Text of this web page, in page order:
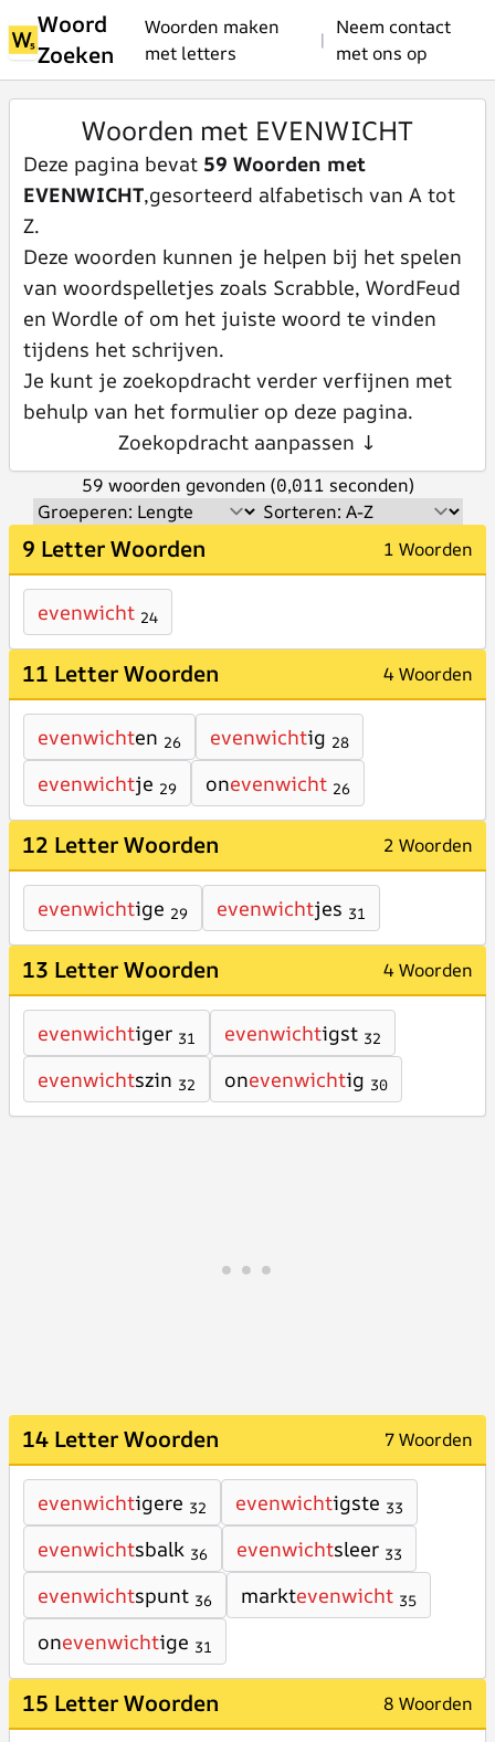
Woord
Zoeken
Woorden maken
met letters
|
Neem contact
met ons op
Woorden met EVENWICHT
Deze pagina bevat 59 Woorden met
EVENWICHT,gesorteerd alfabetisch van A tot
Z.
Deze woorden kunnen je helpen bij het spelen
van woordspelletjes zoals Scrabble, WordFeud
en Wordle of om het juiste woord te vinden
tijdens het schrijven.
Je kunt je zoekopdracht verder verfijnen met
behulp van het formulier op deze pagina.
Zoekopdracht aanpassen ↓
59 woorden gevonden (0,011 seconden)
9 Letter Woorden 1 Woorden
evenwicht 24
11 Letter Woorden 4 Woorden
evenwichten 26 evenwichtig 28
evenwichtje 29 onevenwicht 26
12 Letter Woorden 2 Woorden
evenwichtige 29 evenwichtjes 31
13 Letter Woorden 4 Woorden
evenwichtiger 31 evenwichtigst 32
evenwichtszin 32 onevenwichtig 30
14 Letter Woorden 7 Woorden
evenwichtigere 32 evenwichtigste 33
evenwichtsbalk 36 evenwichtsleer 33
evenwichtspunt 36 marktevenwicht 35
onevenwichtige 31
15 Letter Woorden 8 Woorden